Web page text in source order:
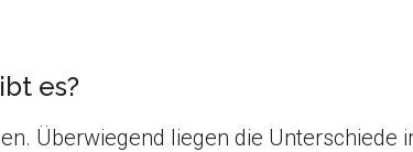
es?
Überwiegend liegen die Unterschiede